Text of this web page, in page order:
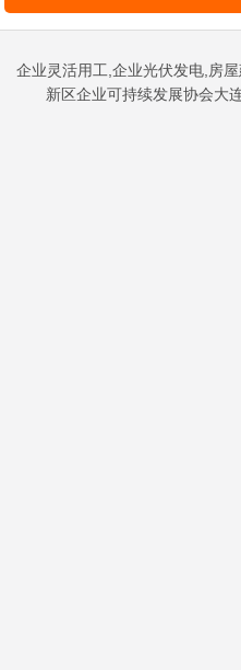
企业灵活用工,企业光伏发电,房
新区企业可持续发展协会大